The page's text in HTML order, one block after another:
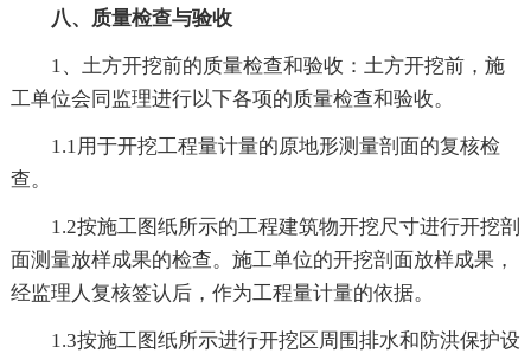
八、质量检查与验收
1、土方开挖前的质量检查和验收：土方开挖前，施
工单位会同监理进行以下各项的质量检查和验收。
1.1用于开挖工程量计量的原地形测量剖面的复核检
查。
1.2按施工图纸所示的工程建筑物开挖尺寸进行开挖剖
面测量放样成果的检查。施工单位的开挖剖面放样成果，
经监理人复核签认后，作为工程量计量的依据。
1.3按施工图纸所示进行开挖区周围排水和防洪保护设